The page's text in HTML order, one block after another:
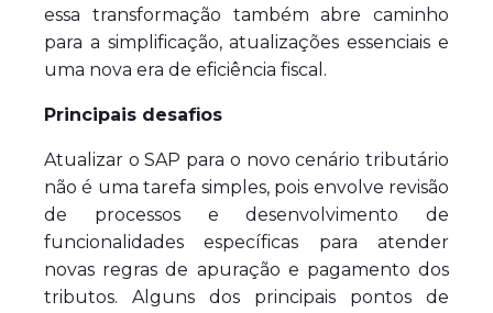
essa transformação também abre caminho
para a simplificação, atualizações essenciais e
uma nova era de eficiência fiscal.
Principais desafios
Atualizar o SAP para o novo cenário tributário
não é uma tarefa simples, pois envolve revisão
de processos e desenvolvimento de
funcionalidades específicas para atender
novas regras de apuração e pagamento dos
tributos. Alguns dos principais pontos de